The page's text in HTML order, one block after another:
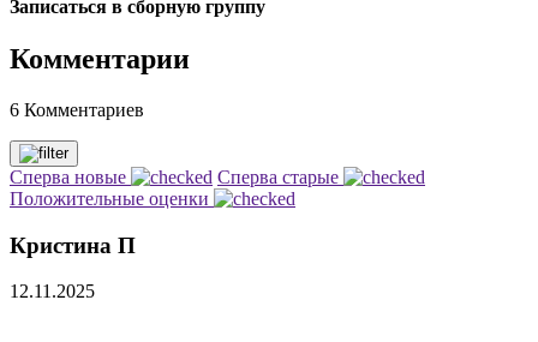
Записаться в сборную группу
Комментарии
6 Комментариев
Сперва новые
Сперва старые
Положительные оценки
Кристина П
12.11.2025